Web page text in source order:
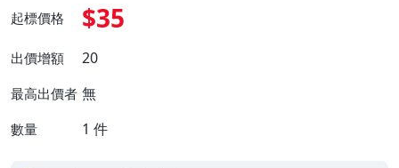
起標價格 $35
出價增額 20
最高出價者 無
數量 1 件